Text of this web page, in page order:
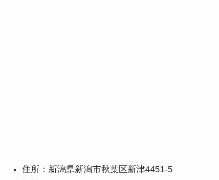
住所：新潟県新潟市秋葉区新津4451-5